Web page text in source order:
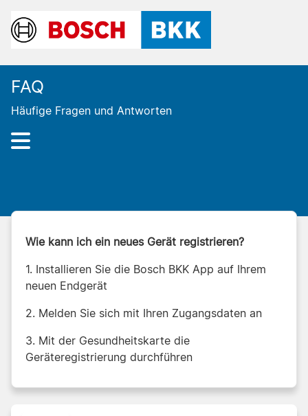
FAQ
Häufige Fragen und Antworten
Wie kann ich ein neues Gerät registrieren?
1. Installieren Sie die Bosch BKK App auf Ihrem
neuen Endgerät
2. Melden Sie sich mit Ihren Zugangsdaten an
3. Mit der Gesundheitskarte die
Geräteregistrierung durchführen